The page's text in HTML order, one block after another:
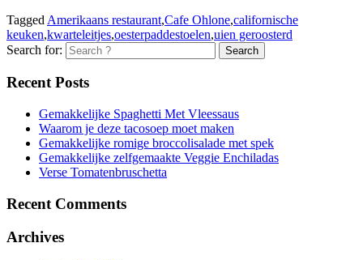
Tagged Amerikaans restaurant,Cafe Ohlone,californische
keuken,kwarteleitjes,oesterpaddestoelen,uien geroosterd
Search for:
Recent Posts
Gemakkelijke Spaghetti Met Vleessaus
Waarom je deze tacosoep moet maken
Gemakkelijke romige broccolisalade met spek
Gemakkelijke zelfgemaakte Veggie Enchiladas
Verse Tomatenbruschetta
Recent Comments
Archives